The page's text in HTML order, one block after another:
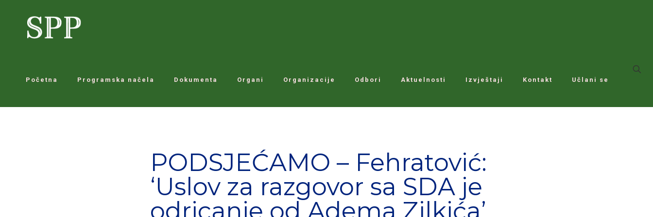
Početna Programska načela Dokumenta Organi Organizacije Odbori Aktuelnosti Izvještaji Kontakt Učlani se
PODSJEĆAMO – Fehratović:
‘Uslov za razgovor sa SDA je
odricanje od Adema Zilkića’